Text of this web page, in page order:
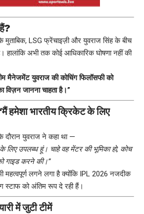
LSG फ्रेंचाइज़ी और युवराज सिंह के बीच
हालांकि अभी तक कोई आधिकारिक घोषणा नहीं की
मैनेजमेंट युवराज की कोचिंग फिलॉसफी को
जानना चाहता है।”
हमेशा भारतीय क्रिकेट के लिए
युवराज ने कहा था —
लिए उपलब्ध हूं। चाहे वह मेंटर की भूमिका हो, कोच
गाइड करने की।”
महत्वपूर्ण लगने लगा है क्योंकि IPL 2026 नजदीक
स्टाफ को अंतिम रूप दे रही हैं।
में जुटी टीमें